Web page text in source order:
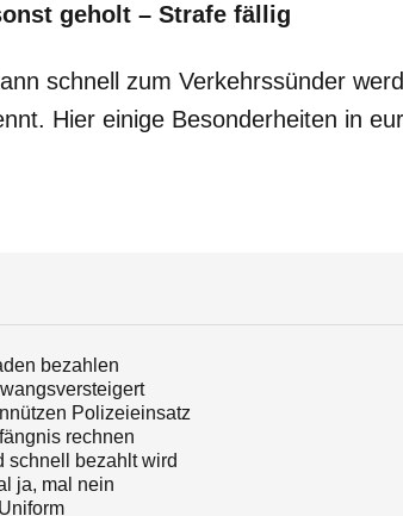
geholt – Strafe fällig
schnell zum Verkehrssünder
Hier einige Besonderheiten in
bezahlen
Polizeieinsatz
rechnen
schnell bezahlt wird
ja, mal nein